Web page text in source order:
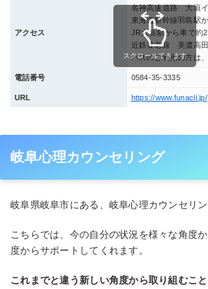
アクセス
名神高速道路 大垣イ
東海道新幹線羽島駅
JR大垣駅から車で約
近鉄養老線 美濃高田
バスのご利用の方は
電話番号 0584-35-3335
URL https://www.funacli.jp/
スクロールできます
岐阜心理カウンセリング
岐阜県岐阜市にある、岐阜心理カウンセリン
こちらでは、今の自分の状況を様々な角度
度からサポートしてくれます。
これまでと違う新しい角度から取り組むこ